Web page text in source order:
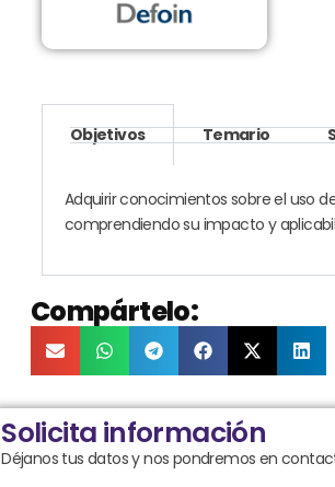
Objetivos Temario
Adquirir conocimientos sobre el uso
comprendiendo su impacto y
Compártelo:
Solicita información
Déjanos tus datos y nos pondremos en